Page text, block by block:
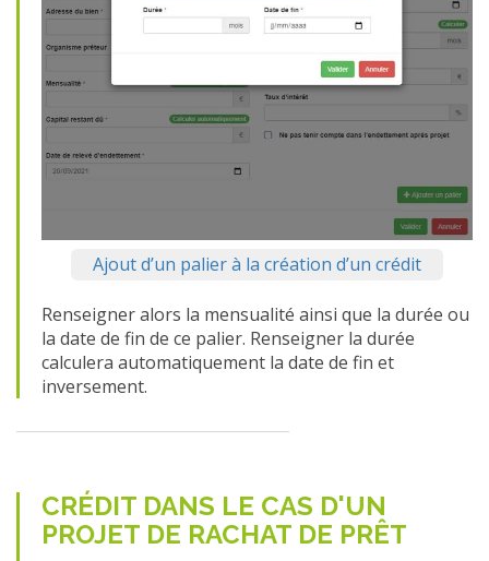
Ajout d’un palier à la création d’un crédit
Renseigner alors la mensualité ainsi que la durée ou
la date de fin de ce palier. Renseigner la durée
calculera automatiquement la date de fin et
inversement.
CRÉDIT DANS LE CAS D'UN
PROJET DE RACHAT DE PRÊT